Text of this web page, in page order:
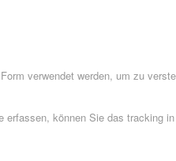
verwendet werden, um zu
können Sie das tracking